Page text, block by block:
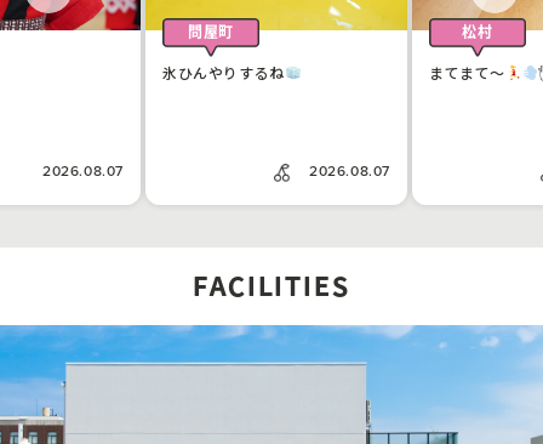
2026.08.07
問屋町
氷ひんやりするね
2026.08.07
松村
まてまて〜
FACILITIES